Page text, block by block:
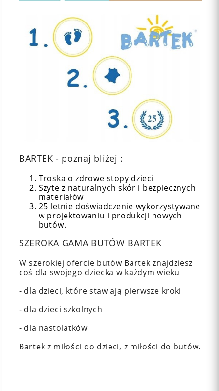
BARTEK - poznaj bliżej :
Troska o zdrowe stopy dzieci
Szyte z naturalnych skór i bezpiecznych
materiałów
25 letnie doświadczenie wykorzystywane
w projektowaniu i produkcji nowych
butów.
SZEROKA GAMA BUTÓW BARTEK
W szerokiej ofercie butów Bartek znajdziesz
coś dla swojego dziecka w każdym wieku
- dla dzieci, które stawiają pierwsze kroki
- dla dzieci szkolnych
- dla nastolatków
Bartek z miłości do dzieci, z miłości do butów.